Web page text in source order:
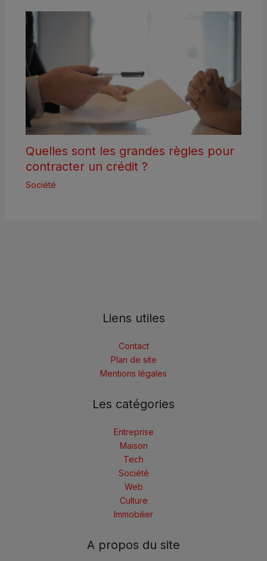
Quelles sont les grandes règles pour
contracter un crédit ?
Société
Liens utiles
Contact
Plan de site
Mentions légales
Les catégories
Entreprise
Maison
Tech
Société
Web
Culture
Immobilier
A propos du site